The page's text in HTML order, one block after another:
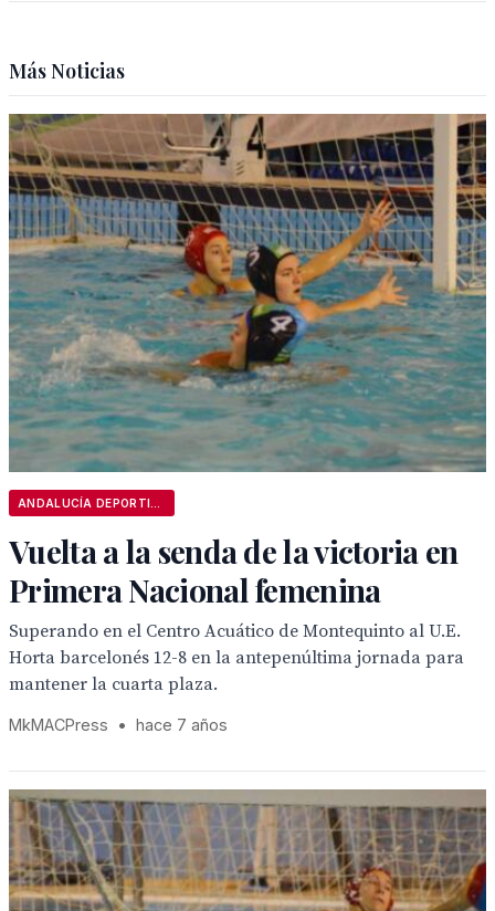
Más Noticias
Vuelta a la senda de la victoria en
Primera Nacional femenina
Superando en el Centro Acuático de Montequinto al U.E.
Horta barcelonés 12-8 en la antepenúltima jornada para
mantener la cuarta plaza.
MkMACPress • hace 7 años